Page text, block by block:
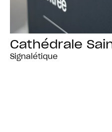
Cathédrale
Signalétique